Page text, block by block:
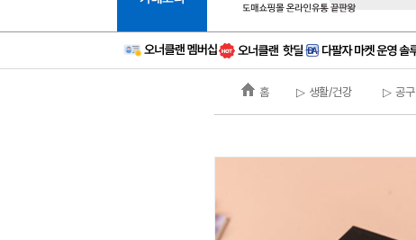
6등급
15등급
16등급
홈 ▷ 생활/건강 ▷ 공구